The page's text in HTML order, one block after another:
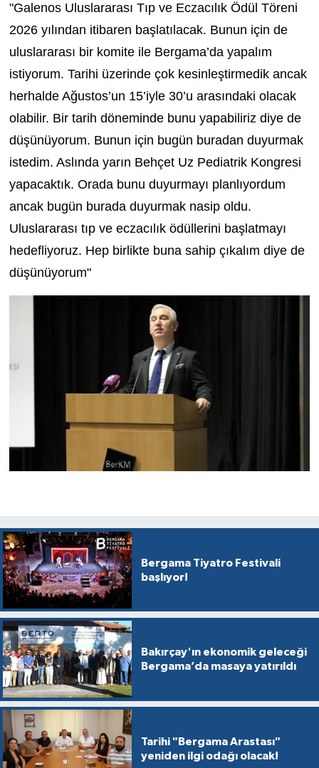
"Galenos Uluslararası Tıp ve Eczacılık Ödül Töreni
2026 yılından itibaren başlatılacak. Bunun için de
uluslararası bir komite ile Bergama’da yapalım
istiyorum. Tarihi üzerinde çok kesinleştirmedik ancak
herhalde Ağustos’un 15’iyle 30’u arasındaki olacak
olabilir. Bir tarih döneminde bunu yapabiliriz diye de
düşünüyorum. Bunun için bugün buradan duyurmak
istedim. Aslında yarın Behçet Uz Pediatrik Kongresi
yapacaktık. Orada bunu duyurmayı planlıyordum
ancak bugün burada duyurmak nasip oldu.
Uluslararası tıp ve eczacılık ödüllerini başlatmayı
hedefliyoruz. Hep birlikte buna sahip çıkalım diye de
düşünüyorum"
Bergama Tiyatro Festivali
başlıyor!
Bakırçay'ın ekonomik geleceği
Bergama’da masaya yatırıldı
Tarihi "Bergama Arastası"
yeniden ilgi odağı olacak!